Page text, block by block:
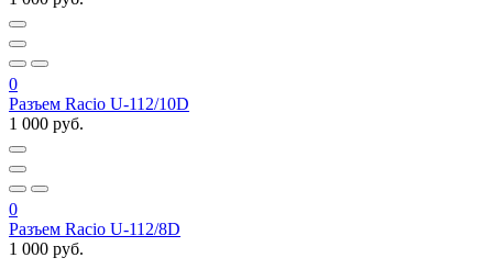
0
Разъем Racio U-112/10D
1 000 руб.
0
Разъем Racio U-112/8D
1 000 руб.